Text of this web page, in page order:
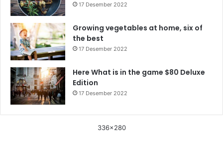
17 Desember 2022
Growing vegetables at home, six of
the best
17 Desember 2022
Here What is in the game $80 Deluxe
Edition
17 Desember 2022
336x280